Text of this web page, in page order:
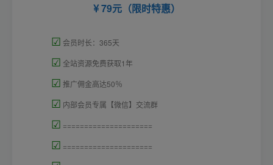
79元（限时特惠）
☑ 会员时长：365天
☑ 全站资源免费获取1年
☑ 推广佣金高达50％
☑ 内部会员专属【微信】交流群
☑ =====================
☑ =====================